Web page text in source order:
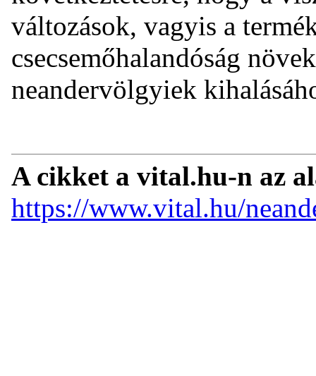
változások, vagyis a
csecsemőhalandóság
neandervölgyiek
A cikket a vital.hu-n az
https://www.vital.hu/